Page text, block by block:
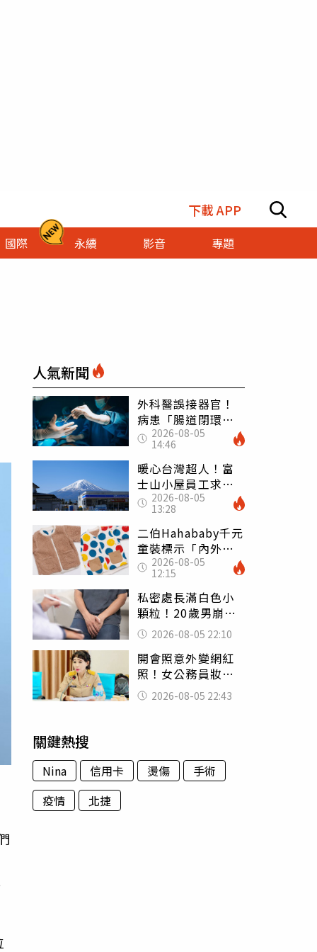
下載 APP
國際 永續 影音 專題
人氣新聞
外科醫誤接器官！
病患「腸道閉環」
無法排便險死 同
行看傻：糟糕至極
2026-08-05
14:46
暖心台灣超人！富
士山小屋員工求助
「想活下去」 山
友狂背物資上山：
台灣真的是寶島
2026-08-05
13:28
二伯Hahababy千元
童裝標示「內外層
皆純棉」 SGS檢
測證明：內裡100%
聚酯纖維
2026-08-05
12:15
私密處長滿白色小
顆粒！20歲男崩潰
求診 醫曝5大真相
別再誤會
2026-08-05 22:10
開會照意外變網紅
照！女公務員妝容
掀2千則留言 本人
怒嗆：化妝有錯嗎
2026-08-05 22:43
關鍵熱搜
Nina 信用卡 燙傷
手術
疫情
北捷